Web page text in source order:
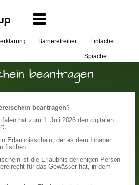
Barrierefreiheit Einfache
Sprache
beantragen
beantragen?
hat zum 1. Juli 2026 den digitalen
Erlaubnisschein, der es dem Inhaber
fischen.
ist die Erlaubnis derjenigen Person
für das Gewässer hat, in dem